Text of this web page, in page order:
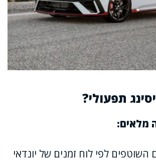
תפעולי?
מלאים:
השוטפים לפי לוח זמנים של יונדאי